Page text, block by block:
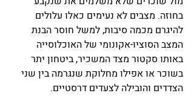
בחוזה. מצבים לא נעימים כאלו עלולים
להיגרם מכמה סיבות, למשל חוסר הבנת
המצב הסוציו-אקונומי של האוכלוסייה
באותו סקטור מצד המשכיר, ביטחון יתר
בשוכר או אפילו מחלוקת שנגרמה בין שני
הצדדים והובילה לצעדים דרסטיים.